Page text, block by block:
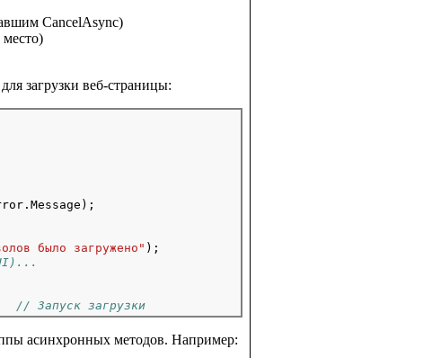
CancelAsync)
загрузки веб-страницы:
было загружено" );
// Запуск загрузки
асинхронных методов. Например: